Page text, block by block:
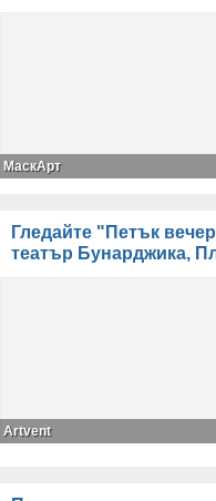
МаскАрт
Гледайте "Петък
театър Бунарджика,
Аrtvent